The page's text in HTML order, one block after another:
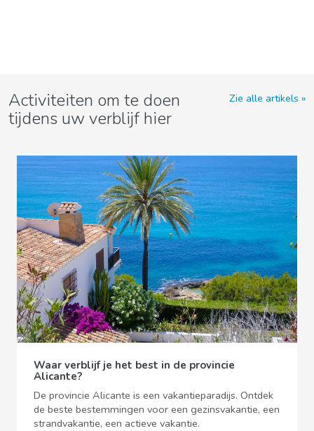
Activiteiten om te doen
tijdens uw verblijf hier
Zie alle artikels
Waar verblijf je het best in de provincie
Alicante?
De provincie Alicante is een vakantieparadijs. Ontdek
de beste bestemmingen voor een gezinsvakantie, een
strandvakantie, een actieve vakantie.